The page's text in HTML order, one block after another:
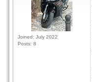
Joined: July 2022
Posts: 8